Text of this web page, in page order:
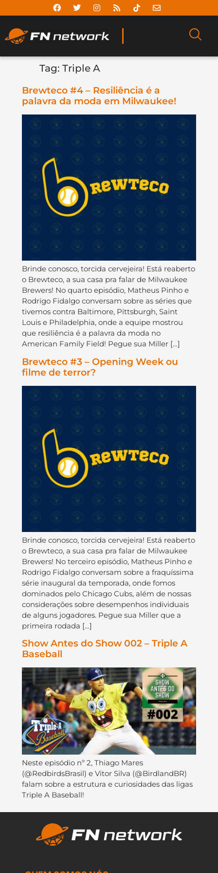
Tag: Triple A
Brewteco #4 – Resiliência é a
palavra da moda em Milwaukee!
Brinde conosco, torcida cervejeira! Está reaberto
o Brewteco, a sua casa pra falar de Milwaukee
Brewers! No quarto episódio, Matheus Pinho e
Rodrigo Fidalgo conversam sobre as séries que
tivemos contra Baltimore, Pittsburgh, Saint
Louis e Philadelphia, onde a equipe mostrou
que resiliência é a palavra da moda no
American Family Field! Pegue sua Miller […]
Brewteco #3 – Opening Week ou
filme de terror?
Brinde conosco, torcida cervejeira! Está reaberto
o Brewteco, a sua casa pra falar de Milwaukee
Brewers! No terceiro episódio, Matheus Pinho e
Rodrigo Fidalgo conversam sobre a fraquíssima
série inaugural da temporada, onde fomos
dominados pelo Chicago Cubs, além de nossas
considerações sobre desempenhos individuais
de alguns jogadores. Pegue sua Miller que a
primeira rodada […]
Show Antes do Show 002 – Triple A
Baseball
Neste episódio nº 2, Thiago Mares
(@RedbirdsBrasil) e Vitor Silva (@BirdlandBR)
falam sobre a estrutura e curiosidades das ligas
Triple A Baseball!